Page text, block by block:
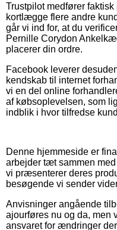
Trustpilot medfører
kortlægge flere andre
går vi ind for, at du
Pernille Corydon
placerer din ordre.
Facebook leverer
kendskab til internet
vi en del online
af købsoplevelsen, som
indblik i hvor tilfredse
Denne hjemmeside er
arbejder tæt sammen
vi præsenterer deres
besøgende vi sender
Anvisninger angående
ajourføres nu og da, men
ansvaret for ændringer